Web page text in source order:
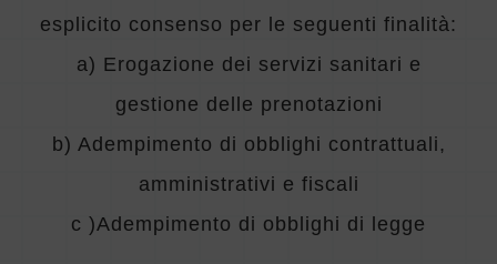
esplicito consenso per le seguenti finalità:
a) Erogazione dei servizi sanitari e
gestione delle prenotazioni
b) Adempimento di obblighi contrattuali,
amministrativi e fiscali
c )Adempimento di obblighi di legge